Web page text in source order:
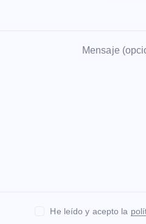
Mensaje
He leído y acepto la